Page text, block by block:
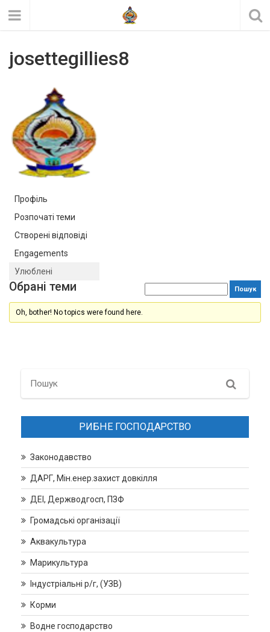
josettegillies8
Профіль
Розпочаті теми
Створені відповіді
Engagements
Улюблені
Обрані теми
Oh, bother! No topics were found here.
Search
РИБНЕ ГОСПОДАРСТВО
Законодавство
ДАРГ, Мін.енер.захист довкілля
ДЕІ, Держводгосп, ПЗФ
Громадські організації
Аквакультура
Марикультура
Індустріальні р/г, (УЗВ)
Корми
Водне господарство